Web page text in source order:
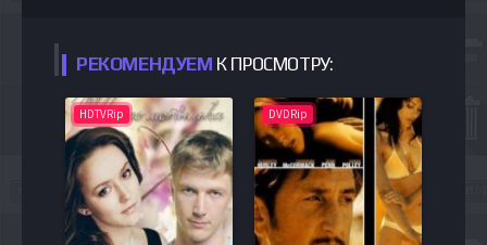
РЕКОМЕНДУЕМ К ПРОСМОТРУ:
HDTVRip DVDRip